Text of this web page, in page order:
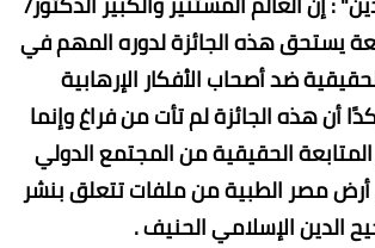
يستحق هذه الجائزة لدوره المهم في
ضد أصحاب الأفكار الإرهابية
أن هذه الجائزة لم تأت من فراغ وإنما
الحقيقية من المجتمع الدولي
مصر الطبية من ملفات تتعلق بنشر
الدين الإسلامي الحنيف .